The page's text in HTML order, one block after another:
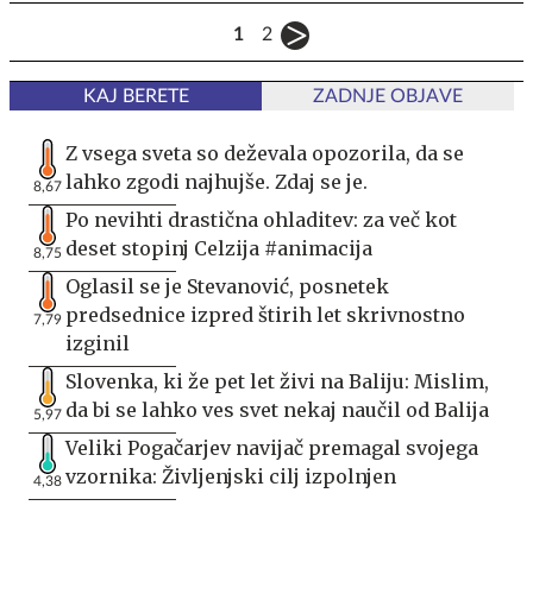
1 2
KAJ BERETE ZADNJE OBJAVE
8,67
Z vsega sveta so deževala opozorila, da se
lahko zgodi najhujše. Zdaj se je.
8,75
Po nevihti drastična ohladitev: za več kot
deset stopinj Celzija #animacija
7,79
Oglasil se je Stevanović, posnetek
predsednice izpred štirih let skrivnostno
izginil
5,97
Slovenka, ki že pet let živi na Baliju: Mislim,
da bi se lahko ves svet nekaj naučil od Balija
4,38
Veliki Pogačarjev navijač premagal svojega
vzornika: Življenjski cilj izpolnjen